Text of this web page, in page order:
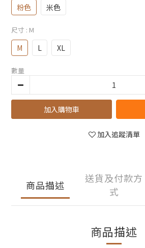
粉色 米色
尺寸 : M
M L XL
數量
加入購物車
加入追蹤清單
商品描述
送貨及付款方
式
商品描述